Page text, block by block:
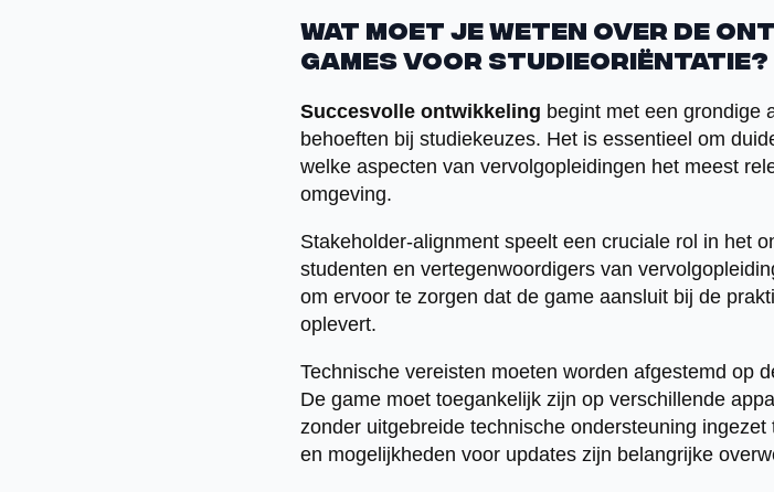
Wat moet je weten over de
games voor studieoriëntatie?
Succesvolle ontwikkeling begint met een grondige
behoeften bij studiekeuzes. Het is essentieel om
welke aspecten van vervolgopleidingen het meest
omgeving.
Stakeholder-alignment speelt een cruciale rol in het
studenten en vertegenwoordigers van
om ervoor te zorgen dat de game aansluit bij de
oplevert.
Technische vereisten moeten worden afgestemd op
De game moet toegankelijk zijn op verschillende
zonder uitgebreide technische ondersteuning
en mogelijkheden voor updates zijn belangrijke